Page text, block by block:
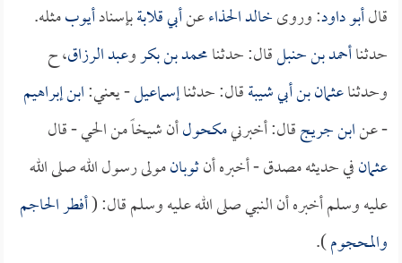
قالأبو داود: وروىخالد الحذاءعنأبي قلابةبإسنادأيوبمثله.
حدثناأحمد بن حنبلقال: حدثنامحمد بن بكروعبد الرزاق، ح
وحدثناعثمان بن أبي شيبةقال: حدثناإسماعيل- يعني:ابن إبراهيم
- عنابن جريجقال: أخبرنيمكحولأن شيخاً من الحي - قال
عثمانفي حديثه مصدق - أخبره أنثوبانمولى رسول الله صلى الله
عليه وسلم أخبره أن النبي صلى الله عليه وسلم قال: (أفطر الحاجم
والمحجوم).